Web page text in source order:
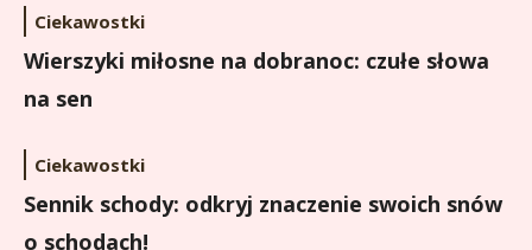
Ciekawostki
Wierszyki miłosne na dobranoc: czułe słowa
na sen
Ciekawostki
Sennik schody: odkryj znaczenie swoich snów
o schodach!